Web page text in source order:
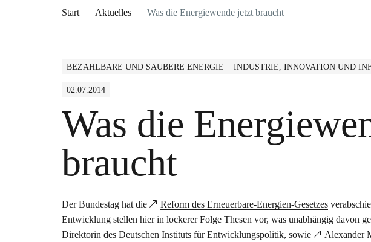
Start Aktuelles Was die Energiewende jetzt braucht
BEZAHLBARE UND SAUBERE ENERGIE INDUSTRIE, INNOVATION UND
02.07.2014
Was die
braucht
Der Bundestag hat die Reform des Erneuerbare-Energien-Gesetzes
Entwicklung stellen hier in lockerer Folge Thesen vor, was unabhängig davon
Direktorin des Deutschen Instituts für Entwicklungspolitik, sowie
Alexander